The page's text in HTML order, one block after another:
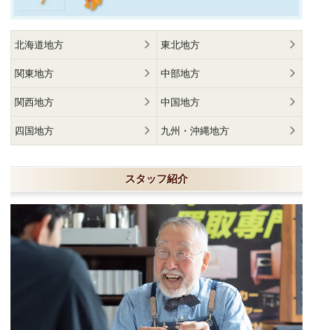
北海道地方 東北地方
関東地方 中部地方
関西地方 中国地方
四国地方 九州・沖縄地方
スタッフ紹介